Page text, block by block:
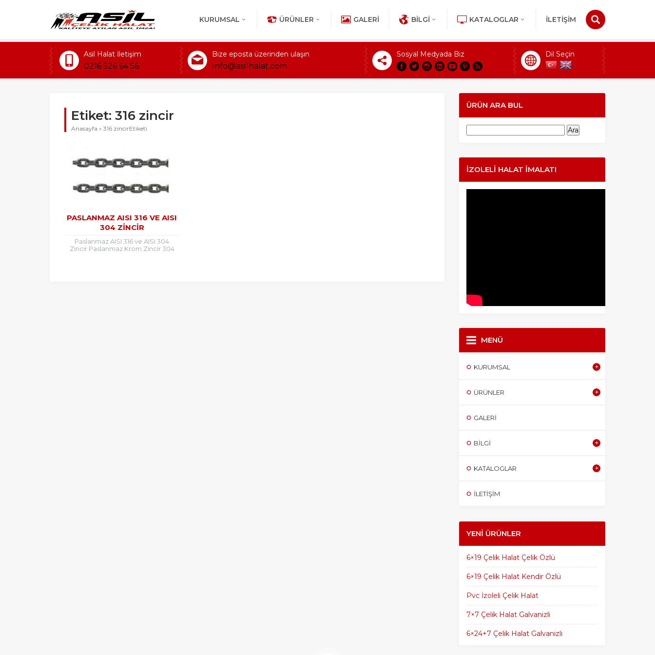
KURUMSAL ÜRÜNLER GALERI BILGI KATALOGLAR İLETİŞİM
Asil Halat İletişim
0216 526 64 56
Bize eposta üzerinden ulaşın
info@asilhalat.com
Sosyal Medyada Biz Dil Seçin
Etiket: 316 zincir
Anasayfa » 316 zincirEtiketi
PASLANMAZ AISI 316 VE AISI
304 ZINCIR
Paslanmaz AISI 316 ve AISI 304
Zincir Paslanmaz Krom Zincir 304
ÜRÜN ARA BUL
İZOLELI HALAT İMALATI
MENÜ
KURUMSAL
ÜRÜNLER
GALERI
BILGI
KATALOGLAR
İLETİŞİM
YENI ÜRÜNLER
6×19 Çelik Halat Çelik Özlü
6×19 Çelik Halat Kendir Özlü
Pvc İzoleli Çelik Halat
7×7 Çelik Halat Galvanizli
6×24+7 Çelik Halat Galvanizli